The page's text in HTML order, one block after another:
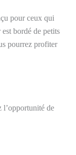
pour ceux qui
bordé de petits
pourrez profiter
l’opportunité de